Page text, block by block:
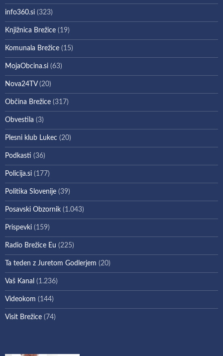
info360.si (323)
Knjižnica Brežice (19)
Komunala Brežice (15)
MojaObcina.si (63)
Nova24TV(20)
Občina Brežice (317)
Obvestila (3)
Plesni klub Lukec (20)
Podkasti (36)
Policija.si (177)
Politika Slovenije (39)
Posavski Obzornik (1.043)
Prispevki (159)
Radio Brežice Eu (225)
Ta teden z Juretom Godlerjem (20)
Vaš Kanal (1.236)
Videokom (144)
Visit Brežice (74)